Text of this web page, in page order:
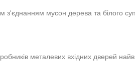
з'єднанням мусон дерева та білого
металевих вхідних дверей